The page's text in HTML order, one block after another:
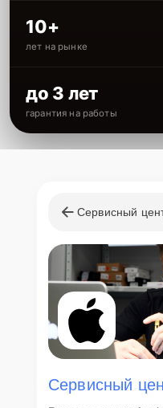
10+
лет на рынке
до 3 лет
гарантия на работы
Сервисный
Сервисный